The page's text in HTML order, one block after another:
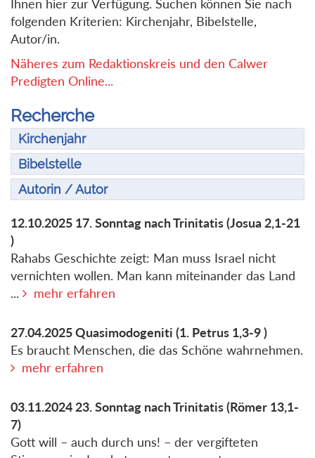
Ihnen hier zur Verfügung. Suchen können Sie nach
folgenden Kriterien: Kirchenjahr, Bibelstelle,
Autor/in.
Näheres zum Redaktionskreis und den Calwer
Predigten Online...
Recherche
Kirchenjahr
Bibelstelle
Autorin / Autor
12.10.2025 17. Sonntag nach Trinitatis(Josua 2,1-21
)
Rahabs Geschichte zeigt: Man muss Israel nicht
vernichten wollen. Man kann miteinander das Land
...
mehr erfahren
27.04.2025Quasimodogeniti (1. Petrus 1,3-9 )
Es braucht Menschen, die das Schöne wahrnehmen.
mehr erfahren
03.11.2024 23. Sonntag nach Trinitatis(Römer 13,1-
7)
Gott will – auch durch uns! – der vergifteten